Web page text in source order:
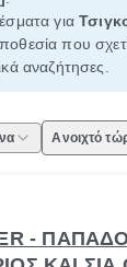
για
που
αναζήτησες.
Ανοιχτό
-